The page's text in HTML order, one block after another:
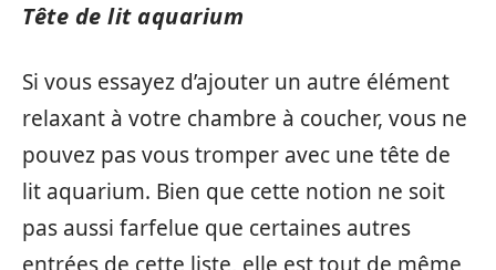
Tête de lit aquarium
Si vous essayez d’ajouter un autre élément
relaxant à votre chambre à coucher, vous ne
pouvez pas vous tromper avec une tête de
lit aquarium. Bien que cette notion ne soit
pas aussi farfelue que certaines autres